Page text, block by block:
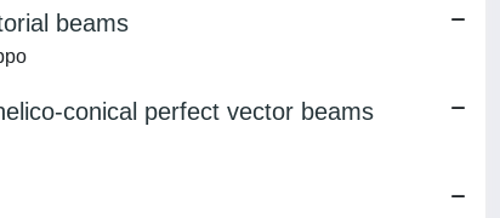
beams
conical perfect vector beams